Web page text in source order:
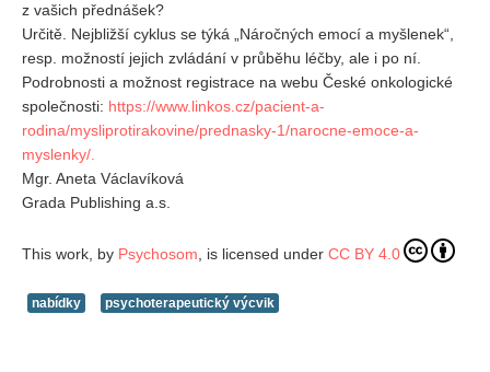
z vašich přednášek?
Určitě. Nejbližší cyklus se týká „Náročných emocí a myšlenek“,
resp. možností jejich zvládání v průběhu léčby, ale i po ní.
Podrobnosti a možnost registrace na webu České onkologické
společnosti: https://www.linkos.cz/pacient-a-
rodina/mysliprotirakovine/prednasky-1/narocne-emoce-a-
myslenky/.
Mgr. Aneta Václavíková
Grada Publishing a.s.
This work, by Psychosom, is licensed under CC BY 4.0
nabídky psychoterapeutický výcvik